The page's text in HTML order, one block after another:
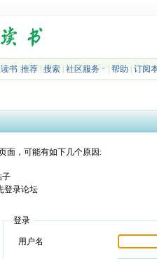
书| 推荐| 搜索| 社区服务 帮助 订阅
面，可能有如下几个原因:
子
登录论坛
登录
用户名